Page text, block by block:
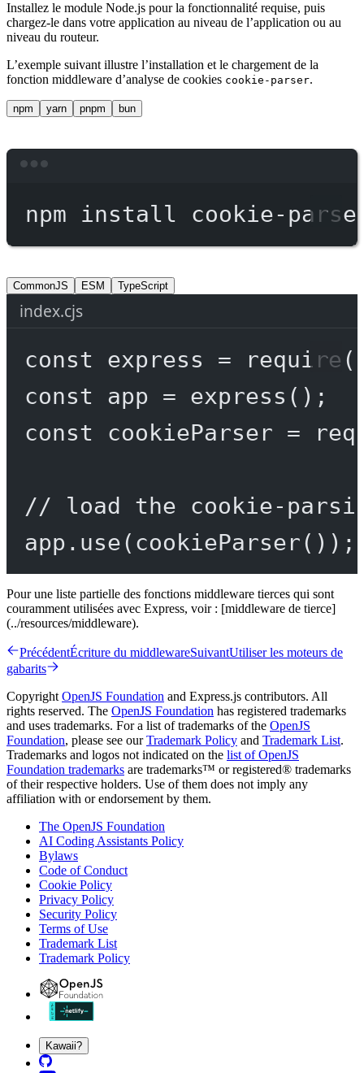
Installez le module Node.js pour la fonctionnalité requise, puis
chargez-le dans votre application au niveau de l’application ou au
niveau du routeur.
L’exemple suivant illustre l’installation et le chargement de la
fonction middleware d’analyse de cookies cookie-parser.
npm yarn pnpm bun
npm install cookie-
CommonJS ESM TypeScript
index.cjs
const express = require (
const
app = express ();
const
cookieParser =
// load the cookie-
app. use( cookieParser());
Pour une liste partielle des fonctions middleware tierces qui sont
couramment utilisées avec Express, voir : [middleware de tierce]
(../resources/middleware).
PrécédentÉcriture du middlewareSuivantUtiliser les moteurs de
gabarits
Copyright OpenJS Foundation and Express.js contributors. All
rights reserved. The OpenJS Foundation has registered trademarks
and uses trademarks. For a list of trademarks of the OpenJS
Foundation, please see ourTrademark Policy and Trademark List.
Trademarks and logos not indicated on the list of OpenJS
Foundation trademarks are trademarks™ or registered® trademarks
of their respective holders. Use of them does not imply any
affiliation with or endorsement by them.
The OpenJS Foundation
AI Coding Assistants Policy
Bylaws
Code of Conduct
Cookie Policy
Privacy Policy
Security Policy
Terms of Use
Trademark List
Trademark Policy
Kawaii?